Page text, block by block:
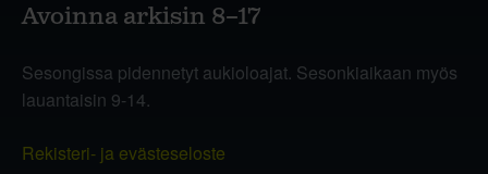
Avoinna arkisin 8–17
Sesongissa pidennetyt aukioloajat. Sesonkiaikaan myös
lauantaisin 9-14.
Rekisteri- ja evästeseloste